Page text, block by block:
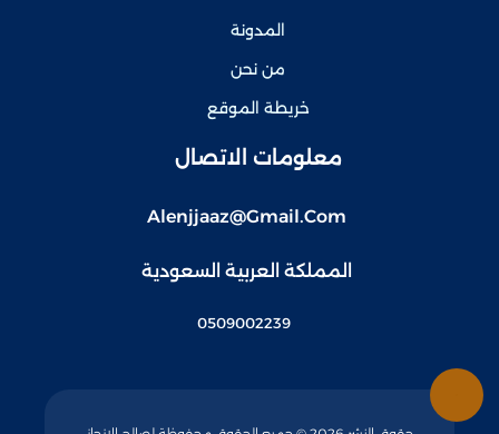
المدونة
من نحن
خريطة الموقع
معلومات الاتصال
Alenjjaaz@gmail.com
المملكة العربية السعودية
0509002239